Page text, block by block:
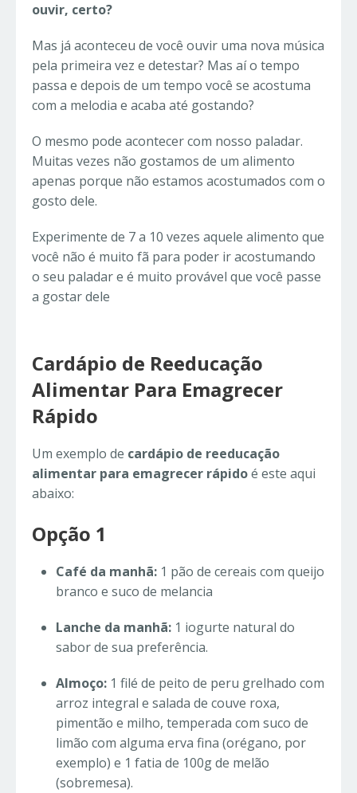
ouvir, certo?
Mas já aconteceu de você ouvir uma nova música
pela primeira vez e detestar? Mas aí o tempo
passa e depois de um tempo você se acostuma
com a melodia e acaba até gostando?
O mesmo pode acontecer com nosso paladar.
Muitas vezes não gostamos de um alimento
apenas porque não estamos acostumados com o
gosto dele.
Experimente de 7 a 10 vezes aquele alimento que
você não é muito fã para poder ir acostumando
o seu paladar e é muito provável que você passe
a gostar dele
Cardápio de Reeducação
Alimentar Para Emagrecer
Rápido
Um exemplo de cardápio de reeducação
alimentar para emagrecer rápidoé este aqui
abaixo:
Opção 1
Café da manhã: 1 pão de cereais com queijo
branco e suco de melancia
Lanche da manhã: 1 iogurte natural do
sabor de sua preferência.
Almoço: 1 filé de peito de peru grelhado com
arroz integral e salada de couve roxa,
pimentão e milho, temperada com suco de
limão com alguma erva fina (orégano, por
exemplo) e 1 fatia de 100g de melão
(sobremesa).